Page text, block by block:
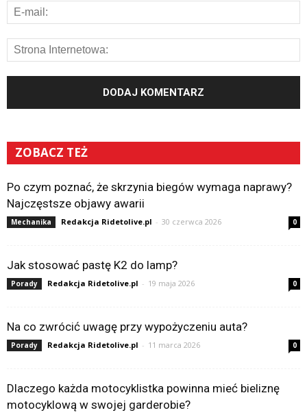
ZOBACZ TEŻ
Po czym poznać, że skrzynia biegów wymaga naprawy?
Najczęstsze objawy awarii
Mechanika Redakcja Ridetolive.pl - 30 czerwca 2026 0
Jak stosować pastę K2 do lamp?
Porady Redakcja Ridetolive.pl - 19 maja 2026 0
Na co zwrócić uwagę przy wypożyczeniu auta?
Porady Redakcja Ridetolive.pl - 11 marca 2026 0
Dlaczego każda motocyklistka powinna mieć bieliznę
motocyklową w swojej garderobie?